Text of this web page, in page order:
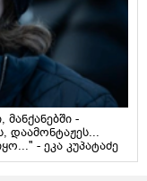
-
- ეკა კუპატაძე